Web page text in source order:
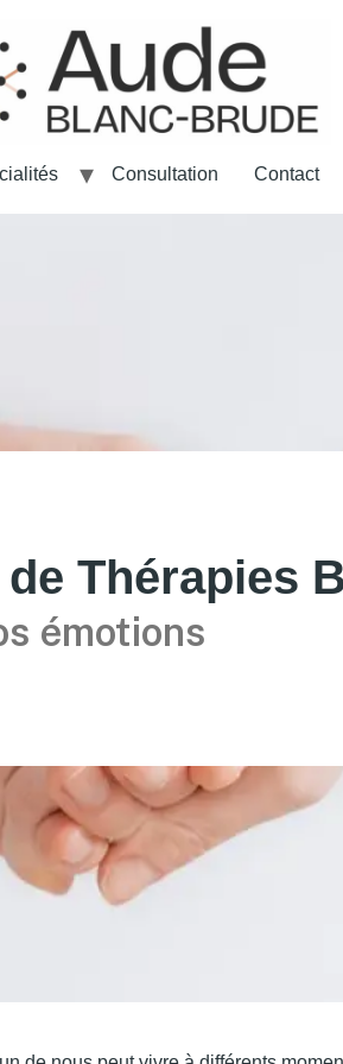
Consultation Contact
Thérapies
émotions